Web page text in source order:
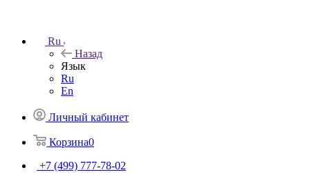
Ru
Назад
Язык
Ru
En
Личный кабинет
Корзина0
+7 (499) 777-78-02